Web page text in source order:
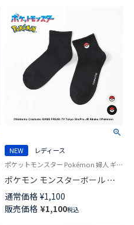
NEW
レディース
ポケットモンスター Pokémon 婦人 ギフト プレゼント 無料ラッピング
ポケモン モンスターボール ワ
ンポイント ショート丈 カジュ
アル ソックス レディース
03307014
通常価格 ¥1,100
販売価格 ¥1,100税込